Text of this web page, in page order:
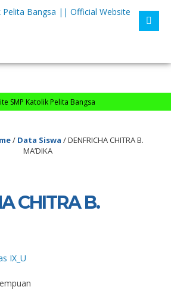
Katolik Pelita Bangsa
/ Data Siswa /DENFRICHA CHITRA B.
MA’DIKA
CHITRA B.
IX_ U